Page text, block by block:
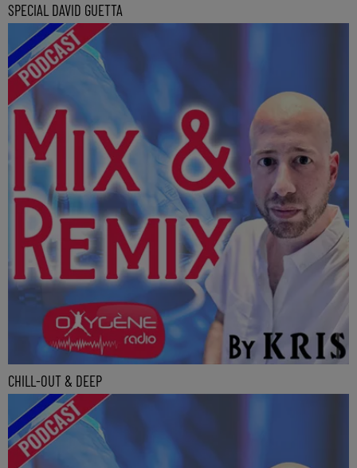
SPECIAL DAVID GUETTA
CHILL-OUT & DEEP